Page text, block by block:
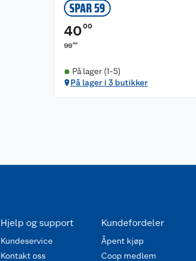
SPAR 59
4000
9990
På lager (1-5)
På lager i 3 butikker
Hjelp og support
Kundeservice
Kontakt oss
Kundefordeler
Åpent kjøp
Coop medlem